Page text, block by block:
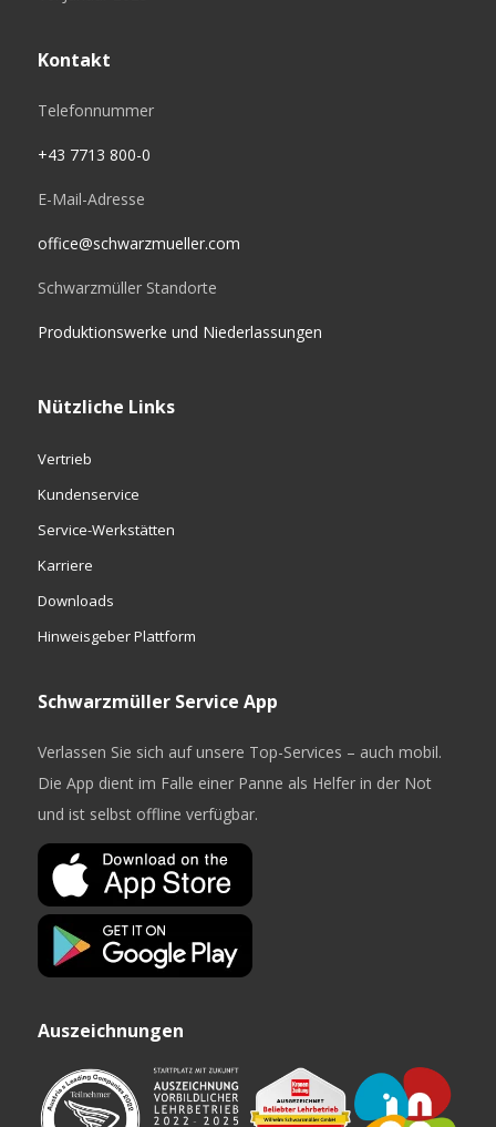
Kontakt
Telefonnummer
+43 7713 800-0
E-Mail-Adresse
office@schwarzmueller.com
Schwarzmüller Standorte
Produktionswerke und Niederlassungen
Nützliche Links
Vertrieb
Kundenservice
Service-Werkstätten
Karriere
Downloads
Hinweisgeber Plattform
Schwarzmüller Service App
Verlassen Sie sich auf unsere Top-Services – auch mobil.
Die App dient im Falle einer Panne als Helfer in der Not
und ist selbst offline verfügbar.
Auszeichnungen